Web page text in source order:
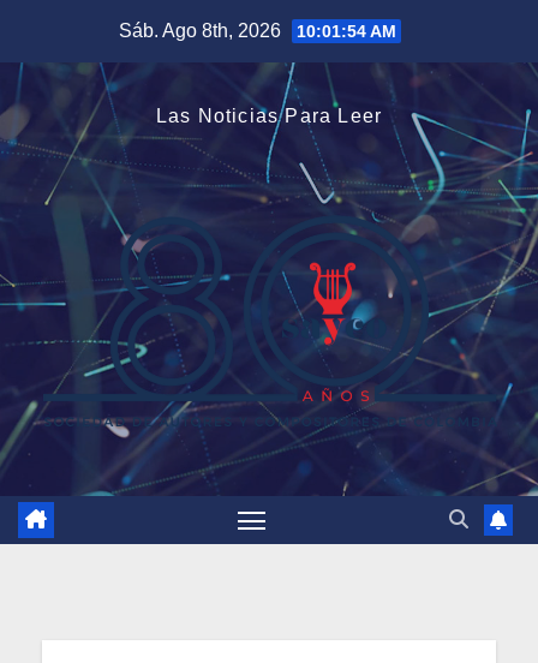
contenido
Sáb. Ago 8th, 2026 10:01:54 AM
Las Noticias Para Leer